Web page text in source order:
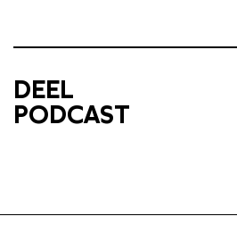
DEEL
PODCAST